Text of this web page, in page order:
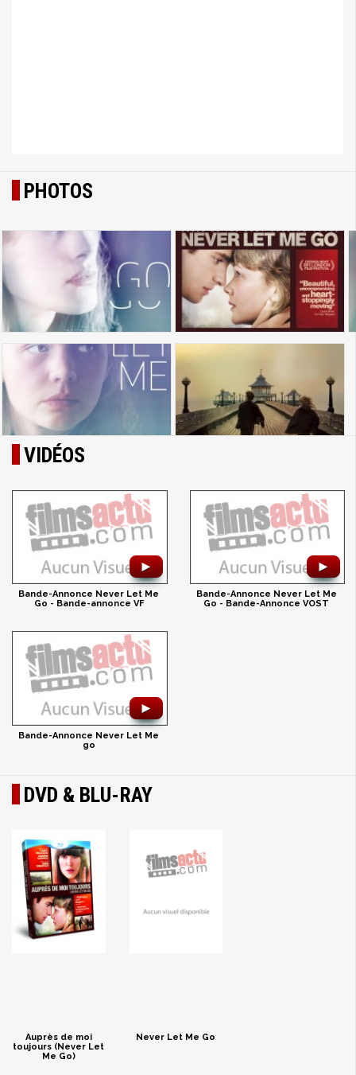
PHOTOS
VIDÉOS
►
Bande-Annonce Never Let Me
Go - Bande-annonce VF
►
Bande-Annonce Never Let Me
Go - Bande-Annonce VOST
►
Bande-Annonce Never Let Me
go
DVD & BLU-RAY
Auprès de moi
toujours (Never Let
Me Go)
Never Let Me Go